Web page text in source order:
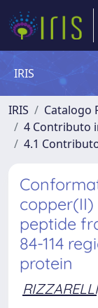
IRIS
IRIS
Catalogo
4 Contributo
4.1
peptide
84-114
protein